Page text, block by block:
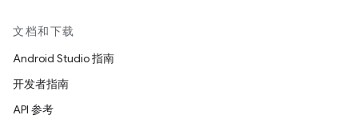
文档和下载
Android Studio 指南
开发者指南
API 参考